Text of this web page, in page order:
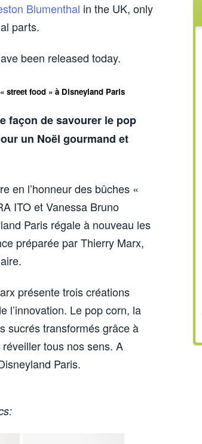
Blumenthal in the UK, only
parts.
been released today.
street food » à Disneyland Paris
façon de savourer le pop
un Noël gourmand et
en l’honneur des bûches «
ITO et Vanessa Bruno
Paris régale à nouveau les
préparée par Thierry Marx,
présente trois créations
l’innovation. Le pop corn, la
sucrés transformés grâce à
tous nos sens. A
Paris.